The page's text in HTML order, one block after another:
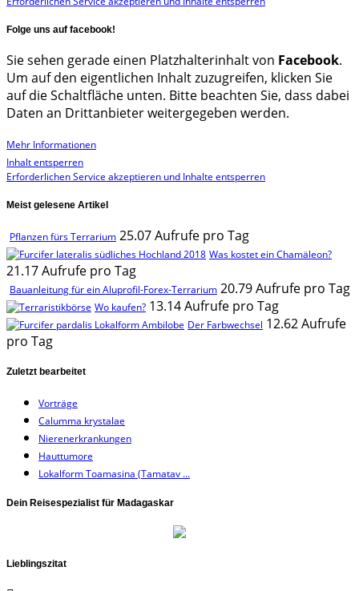
Folge uns auf facebook!
Sie sehen gerade einen Platzhalterinhalt von Facebook.
Um auf den eigentlichen Inhalt zuzugreifen, klicken Sie
auf die Schaltfläche unten. Bitte beachten Sie, dass dabei
Daten an Drittanbieter weitergegeben werden.
Mehr Informationen
Inhalt entsperren
Erforderlichen Service akzeptieren und Inhalte entsperren
Meist gelesene Artikel
Pflanzen fürs Terrarium 25.07 Aufrufe pro Tag
Was kostet ein Chamäleon?
21.17 Aufrufe pro Tag
Bauanleitung für ein Aluprofil-Forex-Terrarium 20.79 Aufrufe pro Tag
Wo kaufen? 13.14 Aufrufe pro Tag
Der Farbwechsel 12.62 Aufrufe
pro Tag
Zuletzt bearbeitet
Vorträge
Calumma krystalae
Nierenerkrankungen
Hauttumore
Lokalform Toamasina (Tamatav ...
Dein Reisespezialist für Madagaskar
Lieblingszitat